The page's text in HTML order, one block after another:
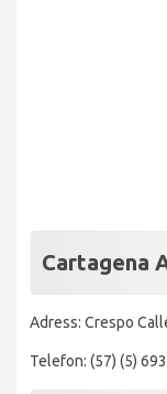
Cartagena
Adress: Crespo
Telefon: (57) (5)